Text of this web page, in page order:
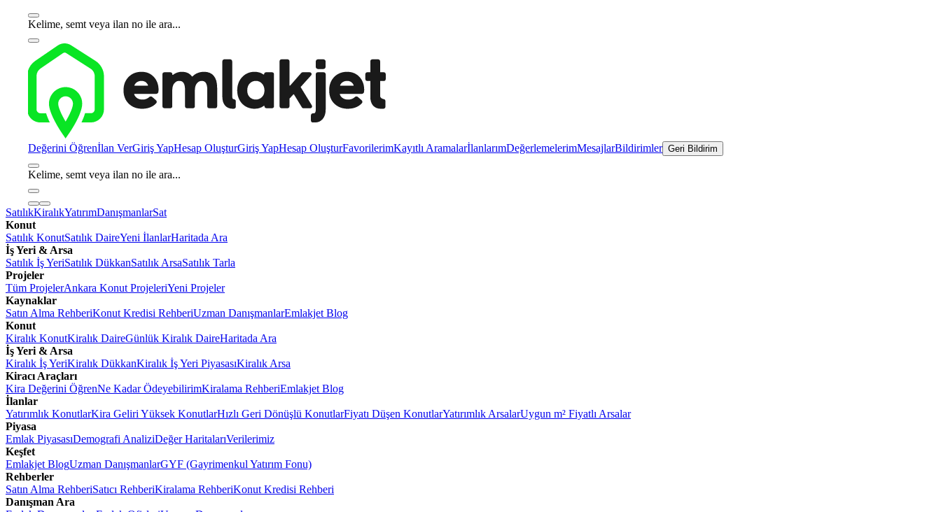
Kelime, semt veya ilan no ile ara...
Değerini Öğrenİlan VerGiriş YapHesap OluşturGiriş YapHesap OluşturFavorilerimKayıtlı AramalarİlanlarımDeğerlemelerimMesajlarBildirimler Geri Bildirim
Kelime, semt veya ilan no ile ara...
SatılıkKiralıkYatırımDanışmanlarSat
Konut
Satılık KonutSatılık DaireYeni İlanlarHaritada Ara
İş Yeri & Arsa
Satılık İş YeriSatılık DükkanSatılık ArsaSatılık Tarla
Projeler
Tüm ProjelerAnkara Konut ProjeleriYeni Projeler
Kaynaklar
Satın Alma RehberiKonut Kredisi RehberiUzman DanışmanlarEmlakjet Blog
Konut
Kiralık KonutKiralık DaireGünlük Kiralık DaireHaritada Ara
İş Yeri & Arsa
Kiralık İş YeriKiralık DükkanKiralık İş Yeri PiyasasıKiralık Arsa
Kiracı Araçları
Kira Değerini ÖğrenNe Kadar ÖdeyebilirimKiralama RehberiEmlakjet Blog
İlanlar
Yatırımlık KonutlarKira Geliri Yüksek KonutlarHızlı Geri Dönüşlü KonutlarFiyatı Düşen KonutlarYatırımlık ArsalarUygun m² Fiyatlı Arsalar
Piyasa
Emlak PiyasasıDemografi AnaliziDeğer HaritalarıVerilerimiz
Keşfet
Emlakjet BlogUzman DanışmanlarGYF (Gayrimenkul Yatırım Fonu)
Rehberler
Satın Alma RehberiSatıcı RehberiKiralama RehberiKonut Kredisi Rehberi
Danışman Ara